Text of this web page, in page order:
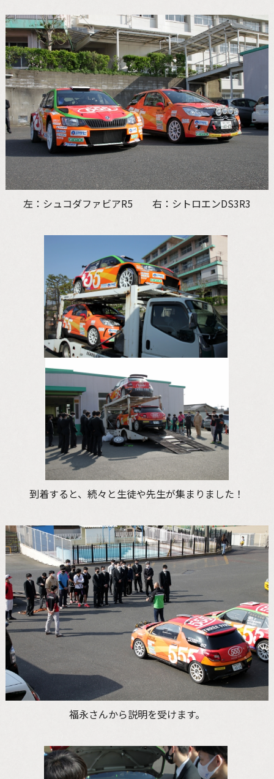
左：シュコダファビアR5 右：シトロエンDS3R3
到着すると、続々と生徒や先生が集まりました！
福永さんから説明を受けます。